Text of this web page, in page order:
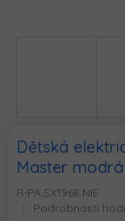
Dětská
Master modrá
R-PA.SX1968.NIE
Průměrné
Podrobnosti